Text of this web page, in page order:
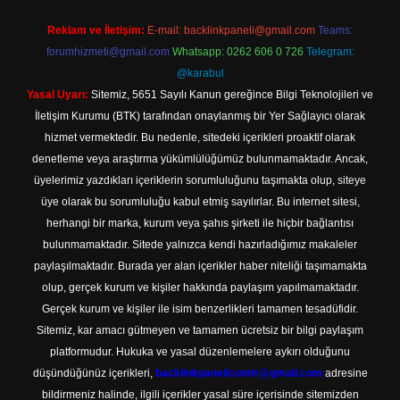
Reklam ve İletişim: E-mail: backlinkpaneli@gmail.com Teams:
forumhizmeti@gmail.com Whatsapp: 0262 606 0 726 Telegram:
@karabul
Yasal Uyarı: Sitemiz, 5651 Sayılı Kanun gereğince Bilgi Teknolojileri ve
İletişim Kurumu (BTK) tarafından onaylanmış bir Yer Sağlayıcı olarak
hizmet vermektedir. Bu nedenle, sitedeki içerikleri proaktif olarak
denetleme veya araştırma yükümlülüğümüz bulunmamaktadır. Ancak,
üyelerimiz yazdıkları içeriklerin sorumluluğunu taşımakta olup, siteye
üye olarak bu sorumluluğu kabul etmiş sayılırlar. Bu internet sitesi,
herhangi bir marka, kurum veya şahıs şirketi ile hiçbir bağlantısı
bulunmamaktadır. Sitede yalnızca kendi hazırladığımız makaleler
paylaşılmaktadır. Burada yer alan içerikler haber niteliği taşımamakta
olup, gerçek kurum ve kişiler hakkında paylaşım yapılmamaktadır.
Gerçek kurum ve kişiler ile isim benzerlikleri tamamen tesadüfidir.
Sitemiz, kar amacı gütmeyen ve tamamen ücretsiz bir bilgi paylaşım
platformudur. Hukuka ve yasal düzenlemelere aykırı olduğunu
düşündüğünüz içerikleri, backlinkpanelicomtr@gmail.com adresine
bildirmeniz halinde, ilgili içerikler yasal süre içerisinde sitemizden